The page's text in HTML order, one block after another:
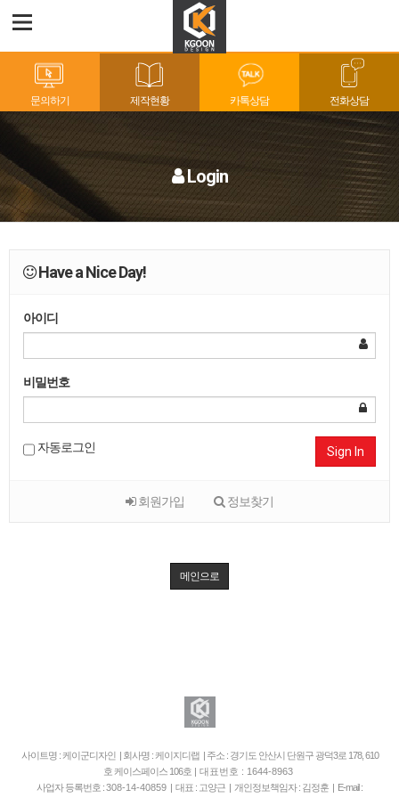
문의하기 제작현황 카톡상담 전화상담
Login
Have a Nice Day!
아이디
비밀번호
자동로그인 Sign In
회원가입 정보찾기
메인으로
사이트명 : 케이군디자인 | 회사명 : 케이지디랩 | 주소 : 경기도 안산시 단원구 광덕3로 178, 610
호 케이스페이스 106호 | 대표번호 : 1644-8963
사업자 등록번호 :308-14-40859 | 대표 : 고양근 | 개인정보책임자 : 김정훈 | E-mail :